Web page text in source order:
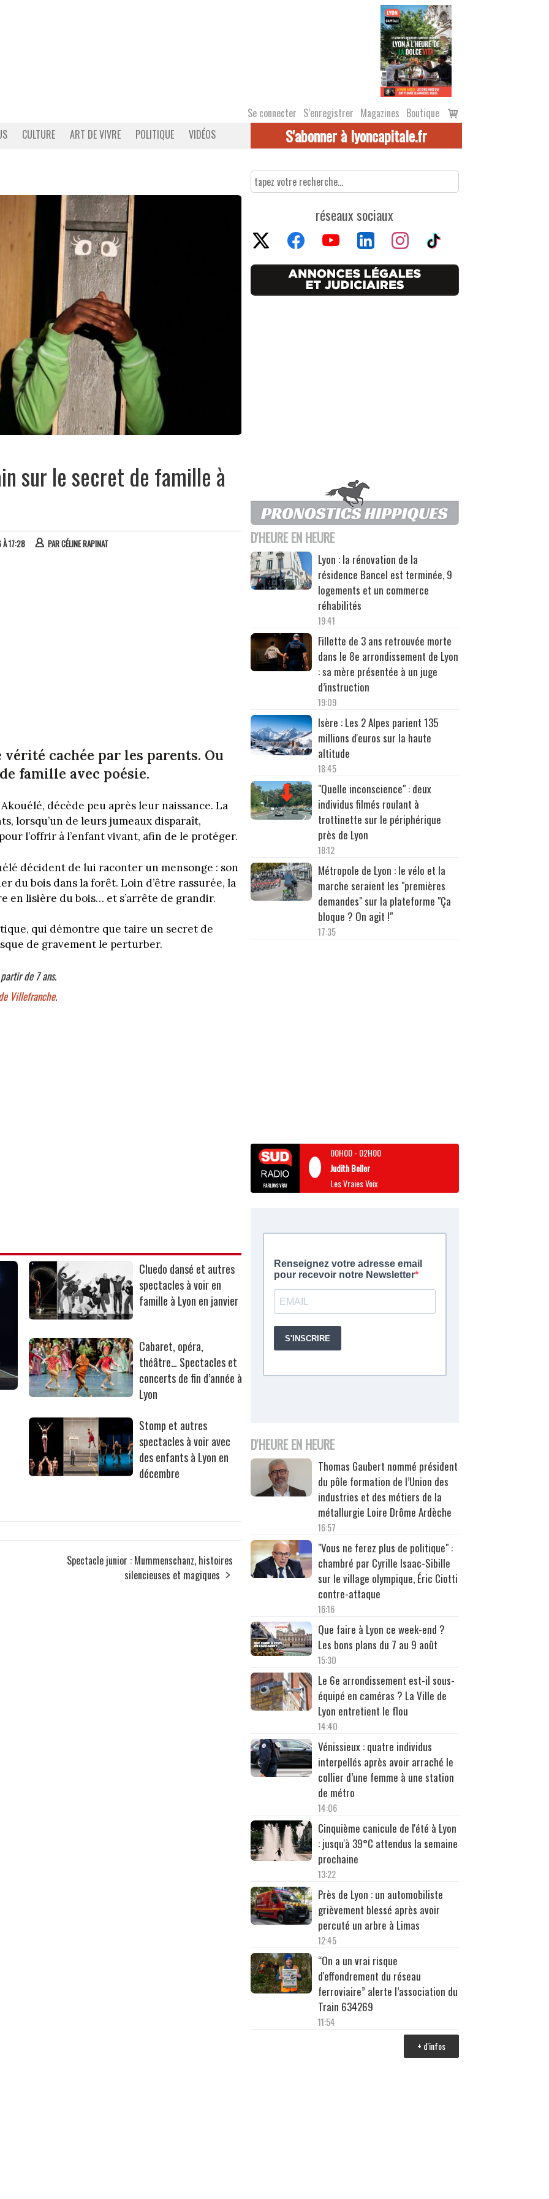
Se connecter S’enregistrer Magazines Boutique
Voir
le
CULTURE ART DE VIVRE POLITIQUE VIDÉOS S'abonner à lyoncapitale.fr
sur le secret de famille à
À 17:28 PARCÉLINE RAPINAT
cachée par les parents. Ou
famille avec poésie.
décède peu après leur naissance. La
lorsqu’un de leurs jumeaux disparaît,
l’offrir à l’enfant vivant, afin de le protéger.
décident de lui raconter un mensonge : son
du bois dans la forêt. Loin d’être rassurée, la
en lisière du bois… et s’arrête de grandir.
qui démontre que taire un secret de
de gravement le perturber.
de 7 ans.
Villefranche.
Cluedo dansé et autres
spectacles à voir en
famille à Lyon en janvier
Cabaret, opéra,
théâtre… Spectacles et
concerts de fin d’année à
Lyon
Stomp et autres
spectacles à voir avec
des enfants à Lyon en
décembre
Spectacle junior : Mummenschanz, histoires
silencieuses et magiques
réseaux sociaux
D'HEURE EN HEURE
Lyon : la rénovation de la
résidence Bancel est terminée, 9
logements et un commerce
réhabilités
19:41
Fillette de 3 ans retrouvée morte
dans le 8e arrondissement de Lyon
: sa mère présentée à un juge
d’instruction
19:09
Isère : Les 2 Alpes parient 135
millions d'euros sur la haute
altitude
18:45
"Quelle inconscience" : deux
individus filmés roulant à
trottinette sur le périphérique
près de Lyon
18:12
Métropole de Lyon : le vélo et la
marche seraient les "premières
demandes" sur la plateforme "Ça
bloque ? On agit !"
17:35
00H00- 02H00
Judith Beller
Les Vraies Voix
D'HEURE EN HEURE
Thomas Gaubert nommé président
du pôle formation de l’Union des
industries et des métiers de la
métallurgie Loire Drôme Ardèche
16:57
"Vous ne ferez plus de politique" :
chambré par Cyrille Isaac-Sibille
sur le village olympique, Éric Ciotti
contre-attaque
16:16
Que faire à Lyon ce week-end ?
Les bons plans du 7 au 9 août
15:30
Le 6e arrondissement est-il sous-
équipé en caméras ? La Ville de
Lyon entretient le flou
14:40
Vénissieux : quatre individus
interpellés après avoir arraché le
collier d’une femme à une station
de métro
14:06
Cinquième canicule de l'été à Lyon
: jusqu'à 39°C attendus la semaine
prochaine
13:22
Près de Lyon : un automobiliste
grièvement blessé après avoir
percuté un arbre à Limas
12:45
“On a un vrai risque
d'effondrement du réseau
ferroviaire” alerte l’association du
Train 634269
11:54
+ d'infos